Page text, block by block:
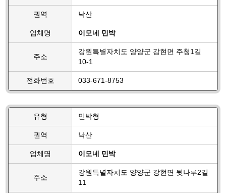
권역 낙산
업체명 이모네 민박
주소
강원특별자치도 양양군 강현면 주청1길
10-1
전화번호 033-671-8753
유형 민박형
권역 낙산
업체명 이모네 민박
주소
강원특별자치도 양양군 강현면 뒷나루2길
11